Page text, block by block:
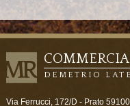
DEMETRIO
Via Ferrucci, 172/D - Prato 59100